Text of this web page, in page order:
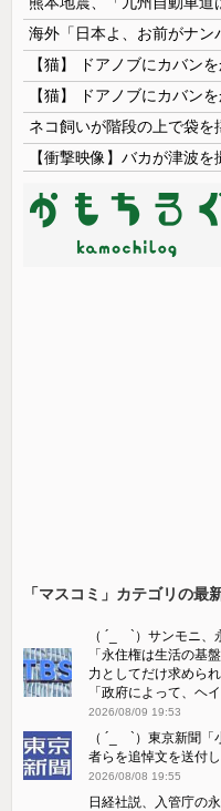
【衝撃映像】バカが津波
「マスコミ」カテゴリの最
（ ´_ゝ`）サンモニ
「永住権は生活の基
力としてだけ求めら
「政府によって、ヘ
2026/08/09 19:53
（ ´_ゝ`）東京新聞
者らを追悼文を送付
2026/08/08 19:55
日経社説、入管庁の